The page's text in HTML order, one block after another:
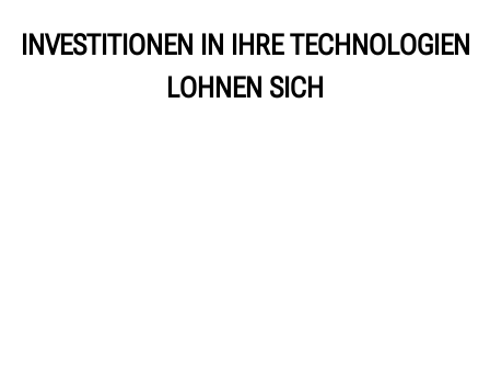
INVESTITIONEN IN IHRE TECHNOLOGIEN
LOHNEN SICH